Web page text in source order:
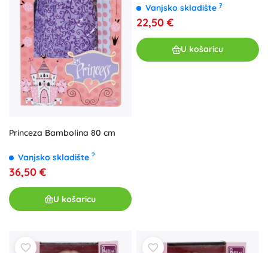
Princeza Bambolina 80 cm
Vanjsko skladište ?
36,50 €
U košaricu
Vanjsko skladište ?
22,50 €
U košaricu